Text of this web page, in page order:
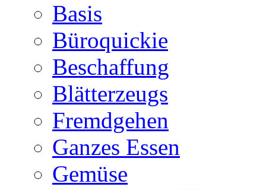
Basis
Büroquickie
Beschaffung
Blätterzeugs
Fremdgehen
Ganzes Essen
Gemüse